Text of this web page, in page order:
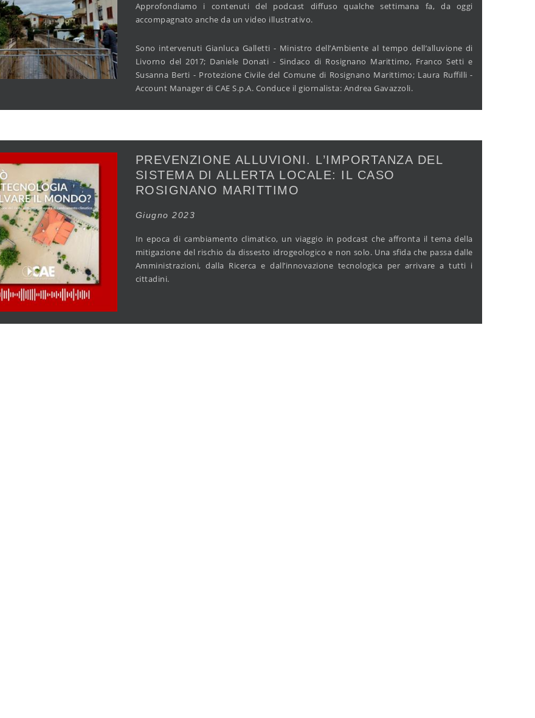
Approfondiamo i contenuti del podcast diffuso qualche settimana fa, da oggi
accompagnato anche da un video illustrativo.
Sono intervenuti Gianluca Galletti - Ministro dell’Ambiente al tempo dell’alluvione di
Livorno del 2017; Daniele Donati - Sindaco di Rosignano Marittimo, Franco Setti e
Susanna Berti - Protezione Civile del Comune di Rosignano Marittimo; Laura Ruffilli -
Account Manager di CAE S.p.A. Conduce il giornalista: Andrea Gavazzoli.
PREVENZIONE ALLUVIONI. L’IMPORTANZA DEL
SISTEMA DI ALLERTA LOCALE: IL CASO
ROSIGNANO MARITTIMO
Giugno 2023
In epoca di cambiamento climatico, un viaggio in podcast che affronta il tema della
mitigazione del rischio da dissesto idrogeologico e non solo. Una sfida che passa dalle
Amministrazioni, dalla Ricerca e dall’innovazione tecnologica per arrivare a tutti i
cittadini.